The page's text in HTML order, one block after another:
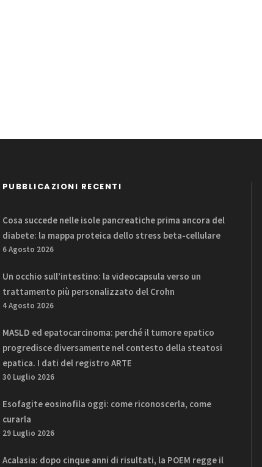
PUBBLICAZIONI RECENTI
Cosa succede nelle isole pancreatiche prima ancora del
diabete: la mappa proteica dello stress beta-cellulare
6 Agosto 2026
Un occhio sull’intestino: la videocapsula verso un
trattamento più personalizzato del Crohn
4 Agosto 2026
MASLD ed epatocarcinoma: perché il tumore epatico
progredisce diversamente nel contesto della steatosi
epatica. I dati del registro ARTE
30 Luglio 2026
Esofagite eosinofila oggi: come riconoscerla, come
curarla
29 Luglio 2026
Acalasia: dopo cinque anni di risultati, la POEM regge il